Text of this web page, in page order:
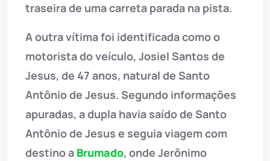
traseira de uma carreta parada na pista.
A outra vítima foi identificada como o
motorista do veículo, Josiel Santos de
Jesus, de 47 anos, natural de Santo
Antônio de Jesus. Segundo informações
apuradas, a dupla havia saído de Santo
Antônio de Jesus e seguia viagem com
destino a Brumado, onde Jerônimo